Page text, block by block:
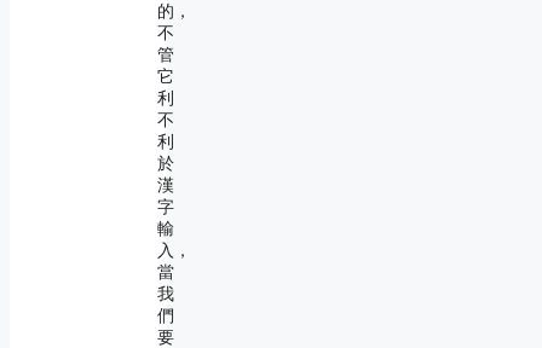
的，
不
管
它
利
不
利
於
漢
字
輸
入，
當
我
們
要